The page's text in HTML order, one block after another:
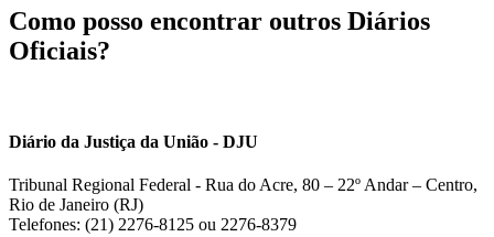
Como posso encontrar outros Diários
Oficiais?
Diário da Justiça da União - DJU
Tribunal Regional Federal - Rua do Acre, 80 – 22º Andar – Centro,
Rio de Janeiro (RJ)
Telefones: (21) 2276-8125 ou 2276-8379